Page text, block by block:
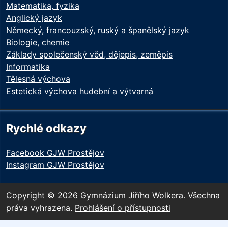
Matematika, fyzika
Anglický jazyk
Německý, francouzský, ruský a španělský jazyk
Biologie, chemie
Základy společenský věd, dějepis, zeměpis
Informatika
Tělesná výchova
Estetická výchova hudební a výtvarná
Rychlé odkazy
Facebook GJW Prostějov
Instagram GJW Prostějov
Copyright © 2026 Gymnázium Jiřího Wolkera. Všechna
práva vyhrazena. Prohlášení o přístupnosti